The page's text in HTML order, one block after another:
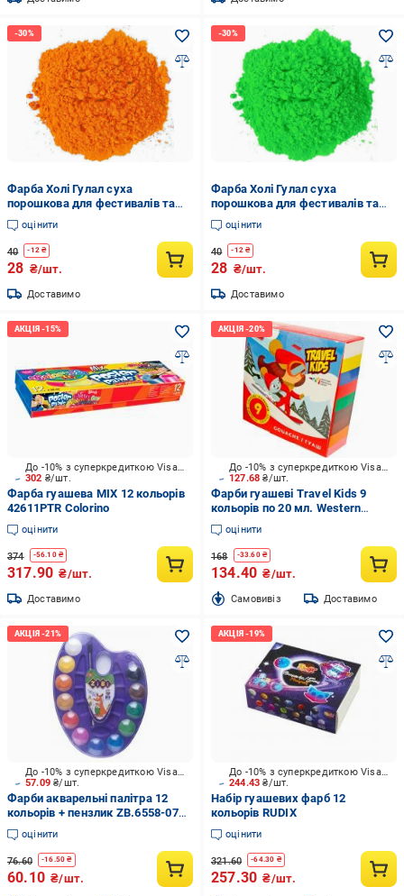
Фарба Холі Гулал суха
порошкова для фестивалів та
флешмобів 50 г Помаранчевий
оцінити
40 -12 ₴
28 ₴/шт.
Доставимо
Фарба Холі Гулал суха
порошкова для фестивалів та
флешмобів 50 г Салатовий
оцінити
40 -12₴
28 ₴/шт.
Доставимо
302 ₴/шт.
До -10% з суперкредиткою Visa Вигода
Фарба гуашева МІХ 12 кольорів
42611PTR Colorino
оцінити
374 -56.10₴
317.90 ₴/шт.
Доставимо
127.68₴/шт.
До -10% з суперкредиткою Visa Вигода
Фарби гуашеві Travel Kids 9
кольорів по 20 мл. Western
Industrial Group
оцінити
168 -33.60₴
134.40 ₴/шт.
Cамовивіз Доставимо
57.09₴/шт.
До -10% з суперкредиткою Visa Вигода
Фарби акварельні палітра 12
кольорів + пензлик ZB.6558-07
ZiBi
оцінити
76.60 -16.50 ₴
60.10 ₴/шт.
244.43₴/шт.
До -10% з суперкредиткою Visa Вигода
Набір гуашевих фарб 12
кольорів RUDIX
оцінити
321.60 -64.30 ₴
257.30 ₴/шт.